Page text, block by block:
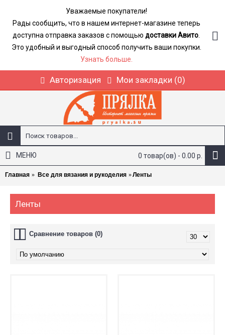
Уважаемые покупатели!
Рады сообщить, что в нашем интернет-магазине теперь
доступна отправка заказов с помощью доставки Авито
Это удобный и выгодный способ получить ваши покупки.
Узнать больше.
Авторизация Мои закладки (0)
0 товар(ов) - 0.00 р.
МЕНЮ
Главная Все для вязания и рукоделия Ленты
Ленты
Сравнение товаров (0)